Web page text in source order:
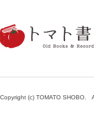
Copyright (c) TOMATO SHOBO.